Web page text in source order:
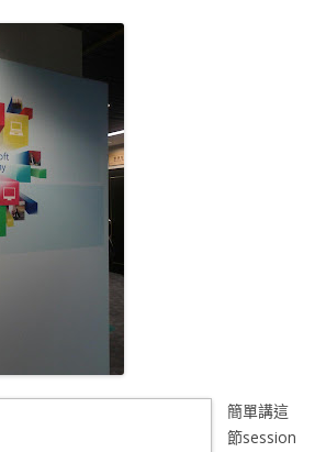
簡單講這
節session